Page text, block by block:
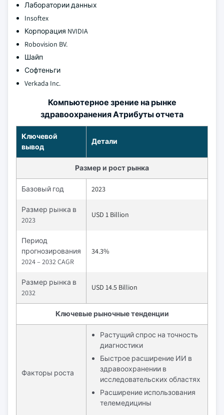
Лаборатории данных
Insoftex
Корпорация NVIDIA
Robovision BV.
Шайп
Софтеньги
Verkada Inc.
Компьютерное зрение на рынке
здравоохранения Атрибуты отчета
Ключевой
вывод
Детали
Размер и рост рынка
Базовый год 2023
Размер рынка в
2023
USD 1 Billion
Период
прогнозирования
2024 – 2032 CAGR
34.3%
Размер рынка в
2032
USD 14.5 Billion
Ключевые рыночные тенденции
Факторы роста
Растущий спрос на точность
диагностики
Быстрое расширение ИИ в
здравоохранении в
исследовательских областях
Расширение использования
телемедицины